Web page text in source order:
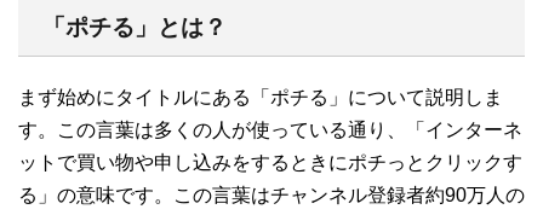
「ポチる」とは？
まず始めにタイトルにある「ポチる」について説明しま
す。この言葉は多くの人が使っている通り、「インターネ
ットで買い物や申し込みをするときにポチっとクリックす
る」の意味です。この言葉はチャンネル登録者約90万人の